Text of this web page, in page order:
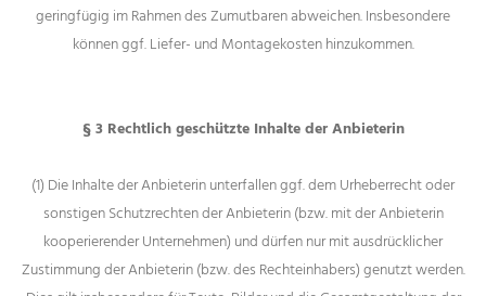
geringfügig im Rahmen des Zumutbaren abweichen. Insbesondere
können ggf. Liefer- und Montagekosten hinzukommen.
§ 3 Rechtlich geschützte Inhalte der Anbieterin
(1) Die Inhalte der Anbieterin unterfallen ggf. dem Urheberrecht oder
sonstigen Schutzrechten der Anbieterin (bzw. mit der Anbieterin
kooperierender Unternehmen) und dürfen nur mit ausdrücklicher
Zustimmung der Anbieterin (bzw. des Rechteinhabers) genutzt werden.